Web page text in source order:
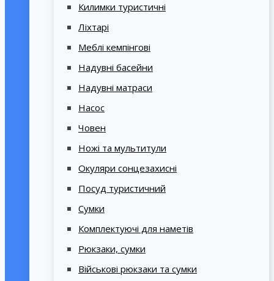
Килимки туристичні
Ліхтарі
Меблі кемпінгові
Надувні басейни
Надувні матраси
Насос
Човен
Ножі та мультитули
Окуляри сонцезахисні
Посуд туристичний
Сумки
Комплектуючі для наметів
Рюкзаки, сумки
Військові рюкзаки та сумки